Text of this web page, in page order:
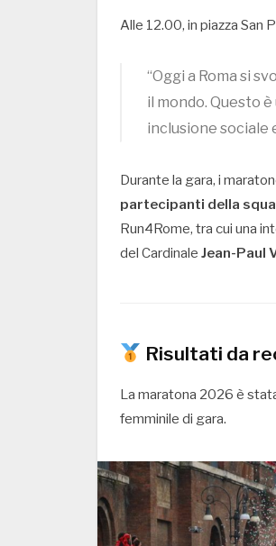
Alle 12.00, in piazza San
“Oggi a Roma si
il mondo. Questo
inclusione sociale
Durante la gara, i
partecipanti della
Run4Rome, tra cui una
del Cardinale Jean-Paul
Risultati da
La maratona 2026 è
femminile di gara.